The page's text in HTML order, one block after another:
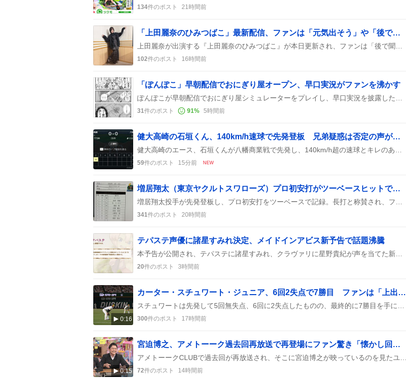
134件のポスト 21時間前
「上田麗奈のひみつばこ」最新配信、ファンは「元気出そう」や「後で聞く」声が広がる
102件のポスト 16時間前
「ぽんぽこ」早朝配信でおにぎり屋オープン、早口実況がファンを沸かす
31件のポスト 91% 5時間前
健大高崎の石垣くん、140km/h速球で先発登板 兄弟疑惑は否定の声が多数
59件のポスト 15分前 NEW
増居翔太（東京ヤクルトスワローズ）プロ初安打がツーベースヒットで話題に、ファン歓喜の声続く
341件のポスト 20時間前
テパステ声優に諸星すみれ決定、メイドインアビス新予告で話題沸騰
20件のポスト 3時間前
0:16
カーター・スチュワート・ジュニア、6回2失点で7勝目 ファンは「上出来」歓喜
300件のポスト 17時間前
0:15
宮迫博之、アメトーーク過去回再放送で再登場にファン驚き「懐かし回」でも
72件のポスト 14時間前